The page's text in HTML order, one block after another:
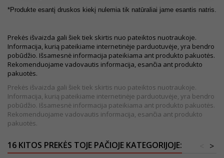
*Produkte esantį druskos kiekį nulemia tik natūraliai jame esantis natris.
Prekės išvaizda gali šiek tiek skirtis nuo pateiktos nuotraukoje.
Informacija, kurią pateikiame internetinėje parduotuvėje, yra bendro
pobūdžio. Išsamesnė informacija pateikiama ant produkto pakuotės.
Rekomenduojame vadovautis informacija, esančia ant produkto
pakuotės.
Prekės išvaizda gali šiek tiek skirtis nuo pateiktos nuotraukoje.
Informacija, kurią pateikiame internetinėje parduotuvėje, yra bendro
pobūdžio. Išsamesnė informacija pateikiama ant produkto pakuotės.
Rekomenduojame vadovautis informacija, esančia ant produkto
pakuotės.
16 KITOS PREKĖS TOJE PAČIOJE KATEGORIJOJE: >